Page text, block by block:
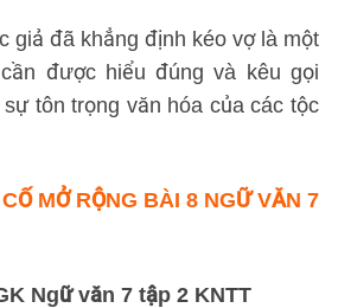
giả đã khẳng định kéo vợ là một
được hiểu đúng và kêu gọi
tôn trọng văn hóa của các tộc
MỞ RỘNG BÀI 8 NGỮ VĂN 7
Ngữ văn 7 tập 2 KNTT